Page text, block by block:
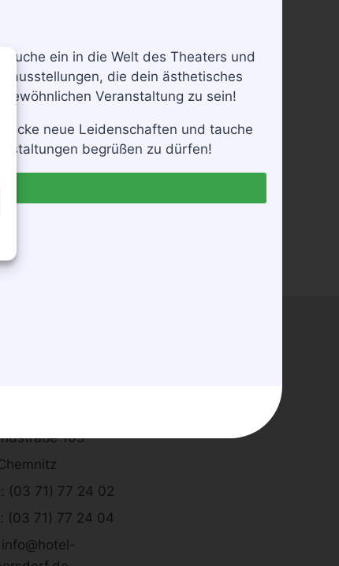
105
(03 71) 77 24 02
(03 71) 77 24 04
ein in die Welt des Theaters und
die dein ästhetisches
Veranstaltung zu sein!
neue Leidenschaften und tauche
begrüßen zu dürfen!